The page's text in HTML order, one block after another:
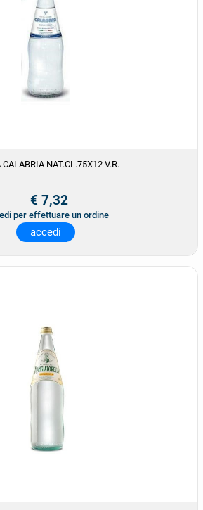
CALABRIA NAT.CL.75X12 V.R.
€ 7,32
per effettuare un ordine
accedi